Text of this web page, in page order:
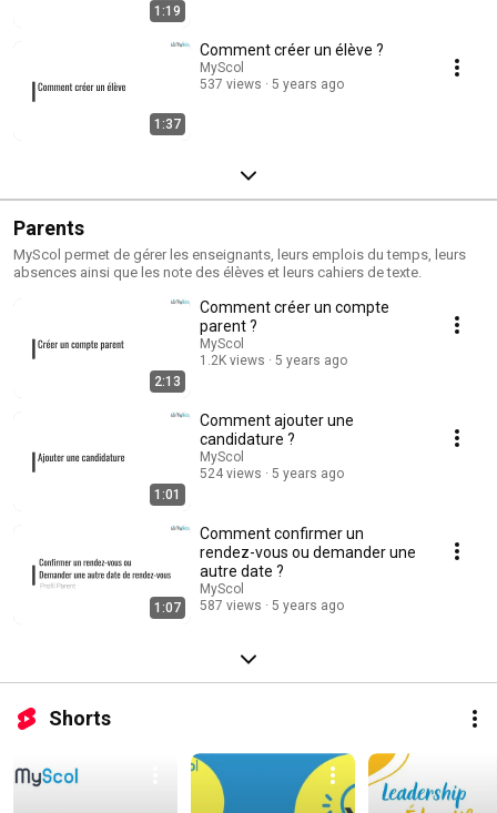
1:19
1:37
Comment créer un élève ?
MyScol
537 views
5 years ago
Parents
MyScol permet de gérer les enseignants, leurs emplois du temps, leurs
absences ainsi que les note des élèves et leurs cahiers de texte.
2:13
Comment créer un compte
parent ?
MyScol
1.2K views
5 years ago
1:01
Comment ajouter une
candidature ?
MyScol
524 views
5 years ago
1:07
Comment confirmer un
rendez-vous ou demander une
autre date ?
MyScol
587 views
5 years ago
Shorts